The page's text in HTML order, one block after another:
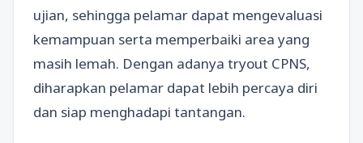
ujian, sehingga pelamar dapat mengevaluasi
kemampuan serta memperbaiki area yang
masih lemah. Dengan adanya tryout CPNS,
diharapkan pelamar dapat lebih percaya diri
dan siap menghadapi tantangan.